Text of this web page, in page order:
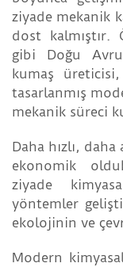
ziyade mekanik
dost kalmıştır.
gibi Doğu
kumaş
tasarlanmış
mekanik süreci
Daha hızlı,
ekonomik
ziyade
yöntemler
ekolojinin ve
Modern